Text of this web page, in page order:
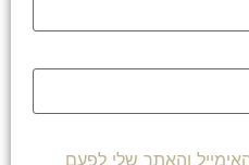
והאתר שלי לפעם